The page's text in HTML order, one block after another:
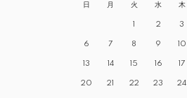
日 月 火 水 木
1 2 3
6 7 8 9 10
13 14 15 16 17
20 21 22 23 24